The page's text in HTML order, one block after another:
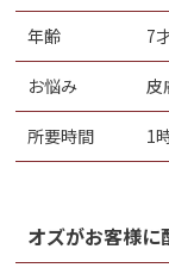
年齢 7
お悩み 皮
所要時間 1
オズがお客様に